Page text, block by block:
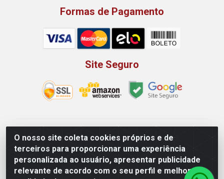
O nosso site coleta cookies próprios e de
terceiros para proporcionar uma experiência
personalizada ao usuário, apresentar publicidade
relevante de acordo com o seu perfil e melhorar a
Formas de Pagamento
Site Seguro
Rio Vermelho Distribuição de Alimentos LTDA - Rodovia
BR, 153, KM 52 N 00 QD 00 LT 16 - Bairro Jardim
Eldorado, Anápolis/GO - CEP 75.045-190 - CNPJ
10.912.900/0002-40